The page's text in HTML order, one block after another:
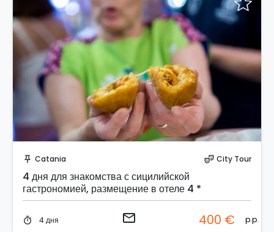
push_pin Catania theater_comedy City Tour
4 дня для знакомства с сицилийской
гастрономией, размещение в отеле 4 *
timer 4 дня email 400 € p.p.